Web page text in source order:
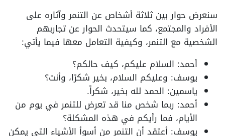
سنعرض حوار بين ثلاثة أشخاص عن التنمر وآثاره على
الأفراد والمجتمع، كما سيتحدث الحوار عن تجاربهم
الشخصية مع التنمر، وكيفية التعامل معها فيما يأتي:
أحمد: السلام عليكم، كيف حالكم؟
يوسف: وعليكم السلام، بخير شكرًا، وأنت؟
ياسمين: الحمد لله بخير، شكراً.
أحمد: ربما شخص منا قد تعرض للتنمر في يوم من
الأيام، فما رأيكم في هذه المشكلة؟
يوسف: أعتقد أن التنمر من أسوأ الأشياء التي يمكن